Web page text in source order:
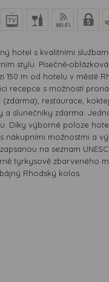
hotel s kvalitními
stylu.
150 m od hotelu v městě
recepce s možností
(zdarma), restaurace,
a slunečníky zdarma.
Díky výborné poloze
nákupními možnostmi a
na seznam
tyrkysově zbarveného
Rhodský kolos.